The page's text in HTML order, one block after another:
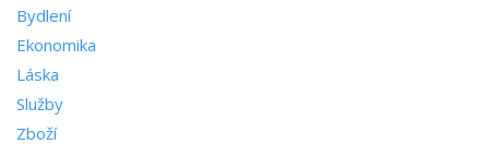
Bydlení
Ekonomika
Láska
Služby
Zboží